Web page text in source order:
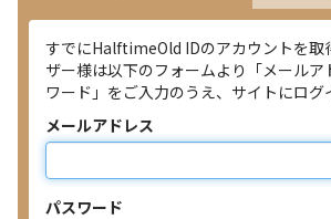
すでにHalftimeOld IDのアカウントを取
ザー様は以下のフォームより「メールア
ワード」をご入力のうえ、サイトにログ
メールアドレス
パスワード